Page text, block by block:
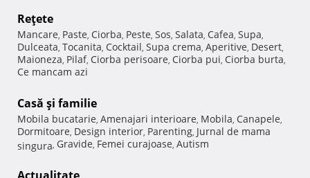
Reţete
Mancare, Paste, Ciorba, Peste, Sos, Salata, Cafea, Supa,
Dulceata, Tocanita, Cocktail, Supa crema, Aperitive, Desert,
Maioneza, Pilaf, Ciorba perisoare, Ciorba pui, Ciorba burta,
Ce mancam azi
Casă şi familie
Mobila bucatarie, Amenajari interioare, Mobila, Canapele,
Dormitoare, Design interior, Parenting, Jurnal de mama
singura, Gravide, Femei curajoase, Autism